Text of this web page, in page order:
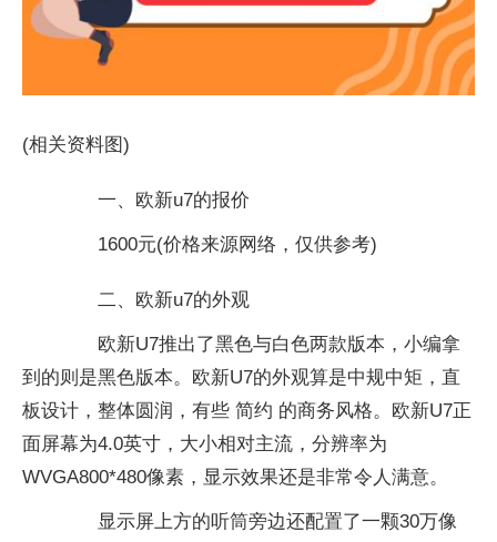
(相关资料图)
一、欧新u7的报价
1600元(价格来源网络，仅供参考)
二、欧新u7的外观
欧新U7推出了黑色与白色两款版本，小编拿
到的则是黑色版本。欧新U7的外观算是中规中矩，直
板设计，整体圆润，有些 简约 的商务风格。欧新U7正
面屏幕为4.0英寸，大小相对主流，分辨率为
WVGA800*480像素，显示效果还是非常令人满意。
显示屏上方的听筒旁边还配置了一颗30万像